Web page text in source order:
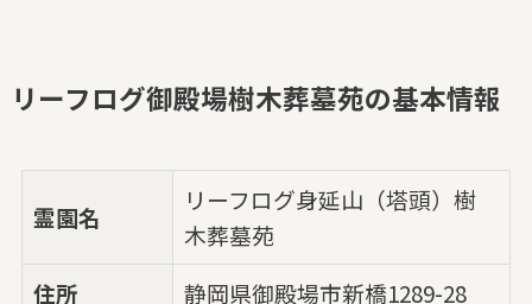
リーフログ御殿場樹木葬墓苑の基本情報
霊園名
リーフログ身延山（塔頭）樹
木葬墓苑
住所
静岡県御殿場市新橋1289-28